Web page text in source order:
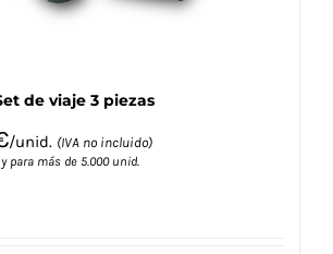
de
de viaje 3 piezas
/unid. (IVA no incluido)
para más de 5.000 unid.